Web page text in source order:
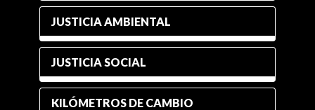
JUSTICIA AMBIENTAL
JUSTICIA SOCIAL
KILÓMETROS DE CAMBIO